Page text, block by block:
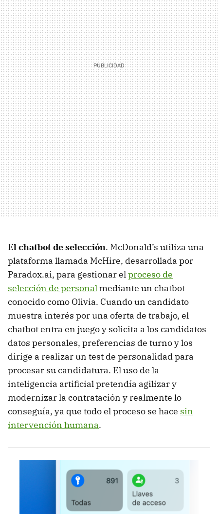
El chatbot de selección. McDonald’s utiliza una
plataforma llamada McHire, desarrollada por
Paradox.ai, para gestionar elproceso de
selección de personal mediante un chatbot
conocido como Olivia. Cuando un candidato
muestra interés por una oferta de trabajo, el
chatbot entra en juego y solicita a los candidatos
datos personales, preferencias de turno y los
dirige a realizar un test de personalidad para
procesar su candidatura. El uso de la
inteligencia artificial pretendía agilizar y
modernizar la contratación y realmente lo
conseguía, ya que todo el proceso se hace sin
intervención humana.